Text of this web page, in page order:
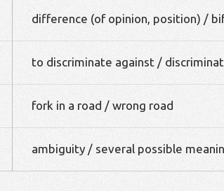
difference (of opinion, position) /
to discriminate against /
fork in a road / wrong road
ambiguity / several possible